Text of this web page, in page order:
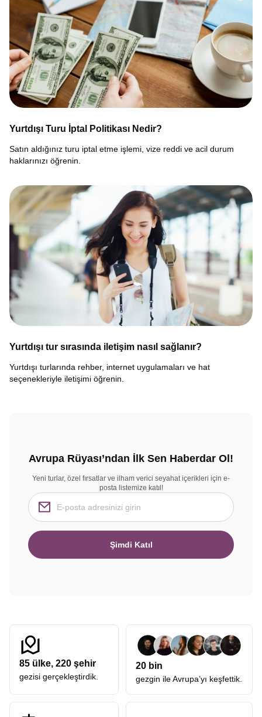
Yurtdışı Turu İptal Politikası Nedir?
Satın aldığınız turu iptal etme işlemi, vize reddi ve acil durum
haklarınızı öğrenin.
Yurtdışı tur sırasında iletişim nasıl sağlanır?
Yurtdışı turlarında rehber, internet uygulamaları ve hat
seçenekleriyle iletişimi öğrenin.
Avrupa Rüyası’ndan İlk Sen Haberdar Ol!
Yeni turlar, özel fırsatlar ve ilham verici seyahat içerikleri için e-
posta listemize katıl!
Şimdi Katıl
85 ülke, 220 şehir
gezisi gerçekleştirdik.
20 bin
gezgin ile Avrupa’yı keşfettik.